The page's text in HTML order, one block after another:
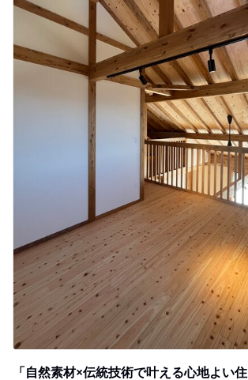
「自然素材×伝統技術で叶える心地よい住